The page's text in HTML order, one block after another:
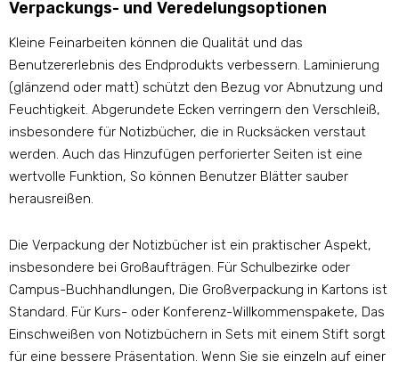
Verpackungs- und Veredelungsoptionen
Kleine Feinarbeiten können die Qualität und das
Benutzererlebnis des Endprodukts verbessern. Laminierung
(glänzend oder matt) schützt den Bezug vor Abnutzung und
Feuchtigkeit. Abgerundete Ecken verringern den Verschleiß,
insbesondere für Notizbücher, die in Rucksäcken verstaut
werden. Auch das Hinzufügen perforierter Seiten ist eine
wertvolle Funktion, So können Benutzer Blätter sauber
herausreißen.
Die Verpackung der Notizbücher ist ein praktischer Aspekt,
insbesondere bei Großaufträgen. Für Schulbezirke oder
Campus-Buchhandlungen, Die Großverpackung in Kartons ist
Standard. Für Kurs- oder Konferenz-Willkommenspakete, Das
Einschweißen von Notizbüchern in Sets mit einem Stift sorgt
für eine bessere Präsentation. Wenn Sie sie einzeln auf einer